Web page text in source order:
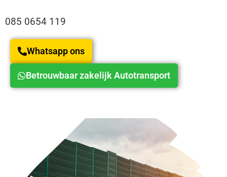
085 0654 119
Whatsapp ons
Betrouwbaar zakelijk Autotransport